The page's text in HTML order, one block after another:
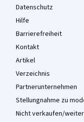
Datenschutz
Hilfe
Barrierefreiheit
Kontakt
Artikel
Verzeichnis
Partnerunternehmen
Stellungnahme zu
Nicht verkaufen/